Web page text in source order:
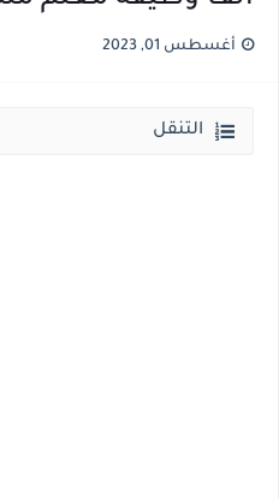
قائمة أسماء بجميع الجامعات الخاصه أغسطس 01, 2023
التنقل